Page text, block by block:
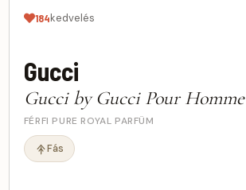
184kedvelés
Gucci
Gucci by Gucci Pour Homme
FÉRFI PURE ROYAL PARFÜM
Fás